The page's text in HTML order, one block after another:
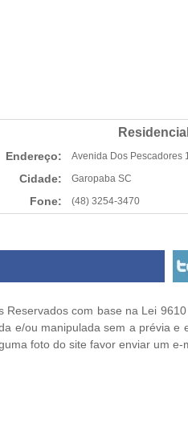
Endereço: Avenida Dos Pescadores
Cidade: Garopaba SC
Fone: (48) 3254-3470
Reservados com base na Lei
e/ou manipulada sem a prévia
foto do site favor enviar um e-